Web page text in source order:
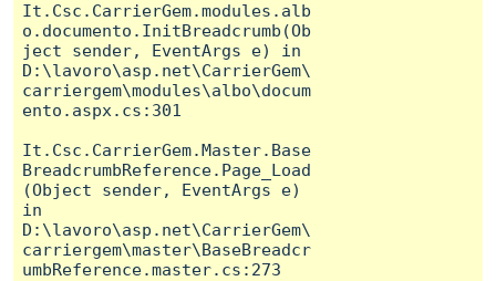
It.Csc.CarrierGem.modules.alb
o.documento.InitBreadcrumb(Ob
ject sender, EventArgs e) in
D:\lavoro\asp.net\CarrierGem\
carriergem\modules\albo\docum
ento.aspx.cs:301
It.Csc.CarrierGem.Master.Base
BreadcrumbReference.Page_Load
(Object sender, EventArgs e)
in
D:\lavoro\asp.net\CarrierGem\
carriergem\master\BaseBreadcr
umbReference.master.cs:273